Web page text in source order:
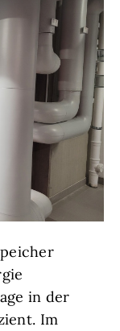
in der
Im